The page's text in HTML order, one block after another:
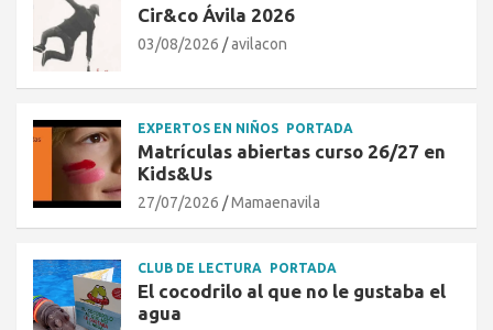
Cir&co Ávila 2026
03/08/2026 avilacon
EXPERTOS EN NIÑOS PORTADA
Matrículas abiertas curso 26/27 en
Kids&Us
27/07/2026 Mamaenavila
CLUB DE LECTURA PORTADA
El cocodrilo al que no le gustaba el
agua